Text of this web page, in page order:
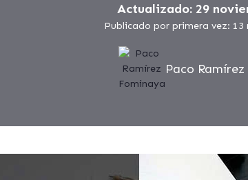
Actualizado: 29
Publicado por primera vez: 13
Paco